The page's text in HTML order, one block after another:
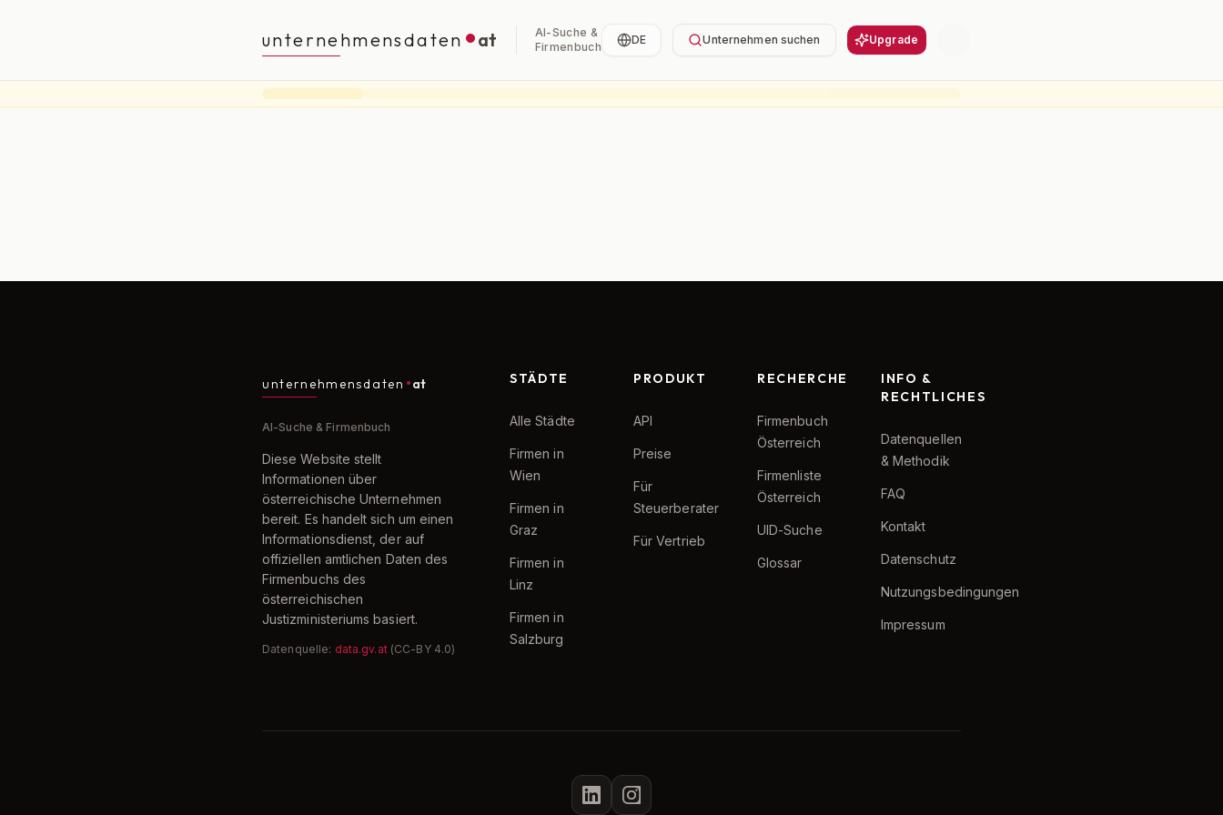
unternehmensdaten at
AI-Suche &
Firmenbuch
DE Unternehmen suchen Upgrade
unternehmensdaten at
AI-Suche & Firmenbuch
Diese Website stellt
Informationen über
österreichische Unternehmen
bereit. Es handelt sich um einen
Informationsdienst, der auf
offiziellen amtlichen Daten des
Firmenbuchs des
österreichischen
Justizministeriums basiert.
Datenquelle: data.gv.at (CC-BY 4.0)
STÄDTE
Alle Städte
Firmen in
Wien
Firmen in
Graz
Firmen in
Linz
Firmen in
Salzburg
PRODUKT
API
Preise
Für
Steuerberater
Für Vertrieb
RECHERCHE
Firmenbuch
Österreich
Firmenliste
Österreich
UID-Suche
Glossar
INFO &
RECHTLICHES
Datenquellen
& Methodik
FAQ
Kontakt
Datenschutz
Nutzungsbedingungen
Impressum